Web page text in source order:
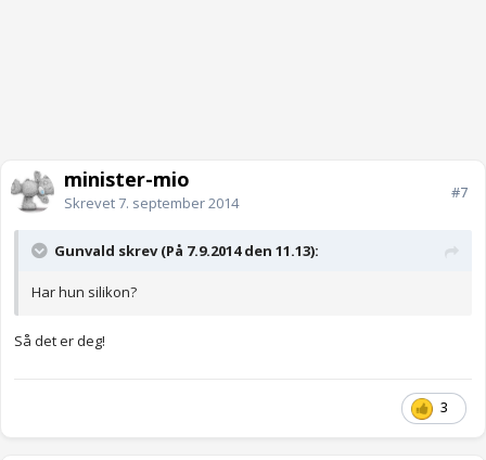
minister-mio
Skrevet7. september 2014
#7
Gunvald skrev (På 7.9.2014 den 11.13):
Har hun silikon?
Så det er deg!
3